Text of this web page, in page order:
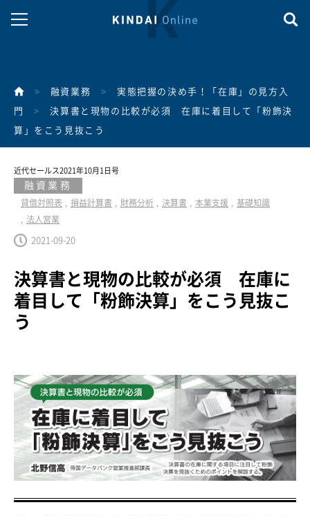
> 融資業務 > 実態把握の決め手！「在庫」の見方入
門 > 決算書と現物の比較が必須 在庫に着目して「粉飾決
算」をこう見抜こう
近代セールス2021年10月1日号
融資業務
貸借対照表 損益計算書 財務分析 決算書 本業支援
基礎知識
法人営業
2021-09-20
決算書と現物の比較が必須 在庫に
着目して「粉飾決算」をこう見抜こ
う